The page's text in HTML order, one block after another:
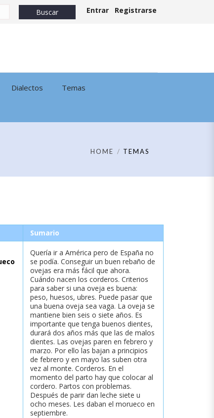
Entrar Registrarse
Dialectos Temas
HOME TEMAS
Sumario
Quería ir a América pero de España no
se podía. Conseguir un buen rebaño de
ovejas era más fácil que ahora.
Cuándo nacen los corderos. Criterios
para saber si una oveja es buena:
peso, huesos, ubres. Puede pasar que
una buena oveja sea vaga. La oveja se
mantiene bien seis o siete años. Es
importante que tenga buenos dientes,
durará dos años más que las de malos
dientes. Las ovejas paren en febrero y
marzo. Por ello las bajan a principios
de febrero y en mayo las suben otra
vez al monte. Corderos. En el
momento del parto hay que colocar al
cordero. Partos con problemas.
Después de parir dan leche siete u
ocho meses. Les daban el morueco en
septiembre.